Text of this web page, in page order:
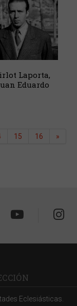
Laporta,
Eduardo
15 16 »
Eclesiásticas.